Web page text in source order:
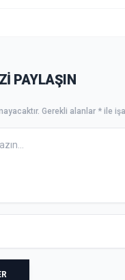
PAYLAŞIN
Gerekli alanlar * ile